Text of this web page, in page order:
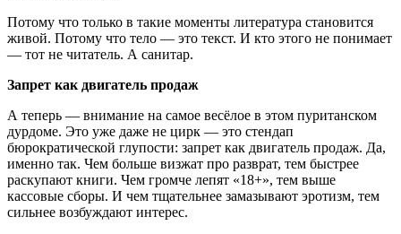
Потому что только в такие моменты литература становится
живой. Потому что тело — это текст. И кто этого не понимает
— тот не читатель. А санитар.
Запрет как двигатель продаж
А теперь — внимание на самое весёлое в этом пуританском
дурдоме. Это уже даже не цирк — это стендап
бюрократической глупости: запрет как двигатель продаж. Да,
именно так. Чем больше визжат про разврат, тем быстрее
раскупают книги. Чем громче лепят «18+», тем выше
кассовые сборы. И чем тщательнее замазывают эротизм, тем
сильнее возбуждают интерес.